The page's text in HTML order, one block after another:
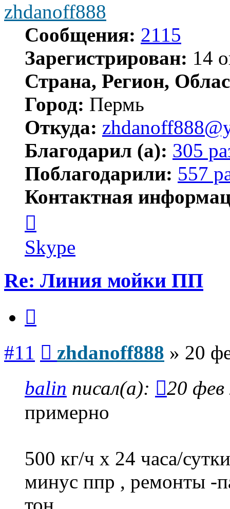
zhdanoff888
Сообщения: 2115
Зарегистрирован: 14
Страна, Регион,
Город: Пермь
Откуда:
Благодарил (а): 305
Поблагодарили: 557
Контактная
пользователя
zhdanoff888
Skype
Re: Линия мойки ПП
#11 zhdanoff888 » 20
balin писал(а):
20 фев
примерно
500 кг/ч х 24 часа/
минус ппр , ремонты -
тон